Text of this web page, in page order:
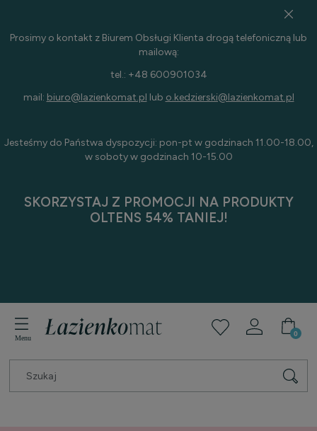
Prosimy o kontakt z Biurem Obsługi Klienta drogą telefoniczną lub
mailową:
tel.: +48 600901034
mail: biuro@lazienkomat.pl lub o.kedzierski@lazienkomat.pl
Jesteśmy do Państwa dyspozycji: pon-pt w godzinach 11.00-18.00,
w soboty w godzinach 10-15.00
SKORZYSTAJ Z PROMOCJI NA PRODUKTY
OLTENS 54% TANIEJ!